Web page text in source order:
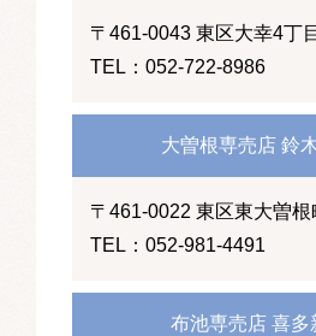
〒461-0043 東区大幸4丁
TEL：052-722-8986
大曽根専売店 鈴
〒461-0022 東区東大曽
TEL：052-981-4491
布池専売店 喜多